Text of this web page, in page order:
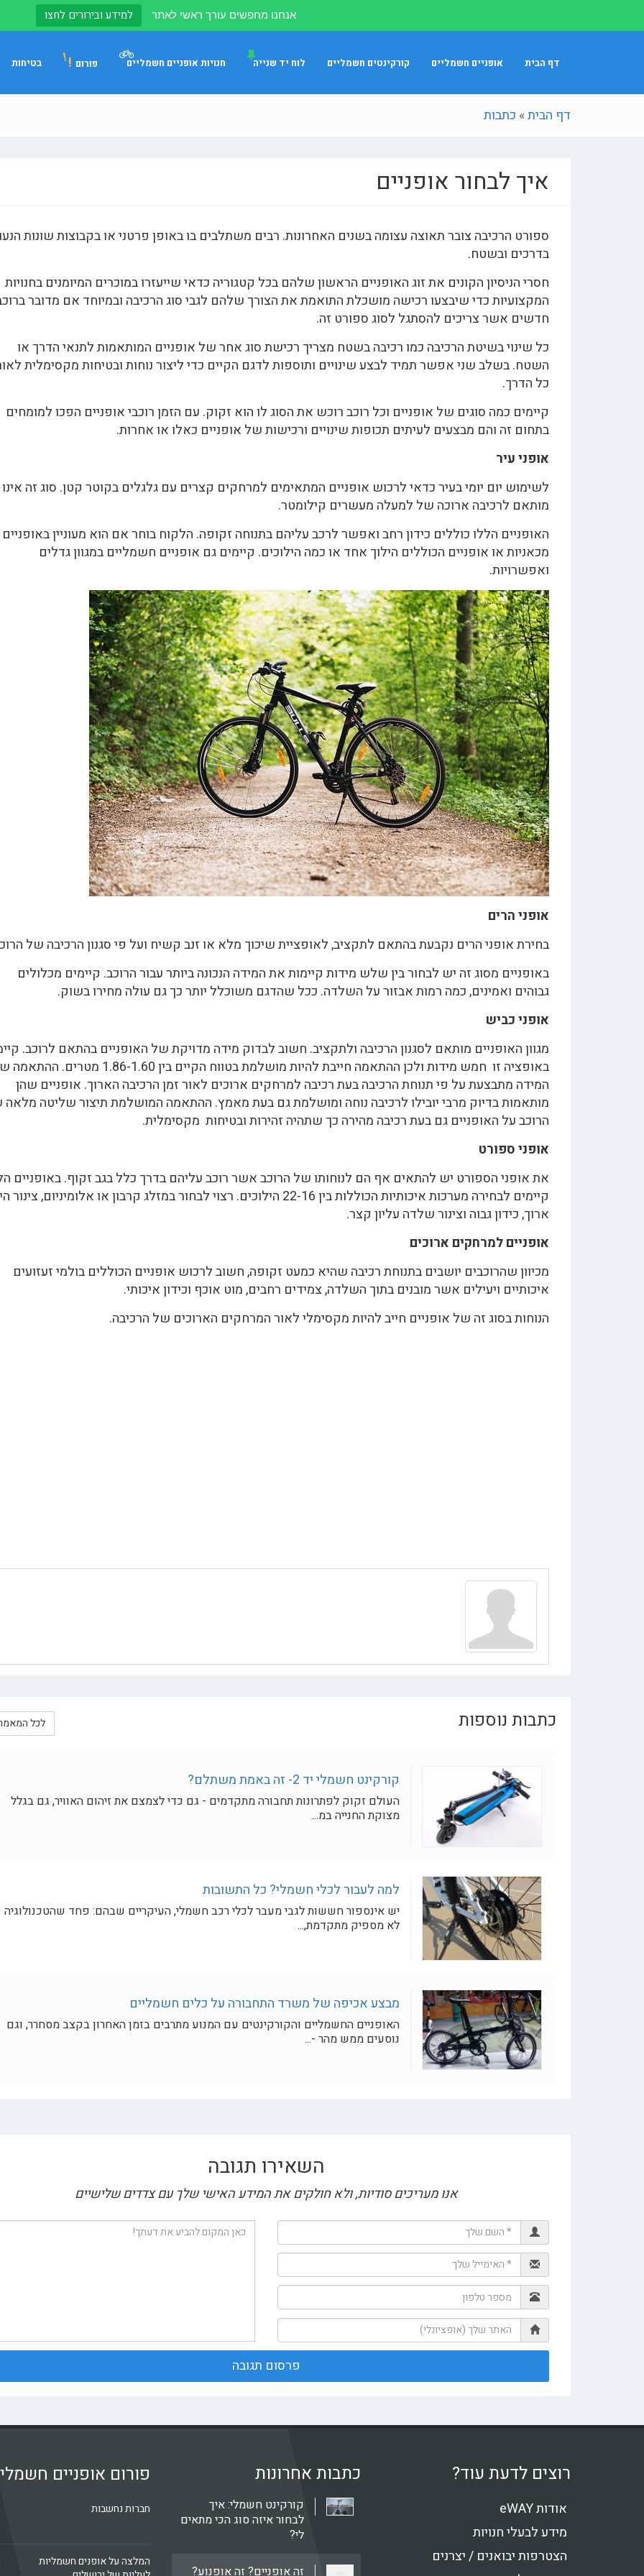
אנחנו מחפשים עורך ראשי לאתר למידע ובירורים לחצו
דף הבית אופניים חשמליים קורקינטים חשמליים לוח יד שנייה חנויות אופניים חשמליים פורום ! בטיחות
דף הבית» כתבות
איך לבחור אופניים
ספורט הרכיבה צובר תאוצה עצומה בשנים האחרונות. רבים משתלבים בו באופן פרטני או בקבוצות שונות
בדרכים ובשטח.
חסרי הניסיון הקונים את זוג האופניים הראשון שלהם בכל קטגוריה כדאי שייעזרו במוכרים המיומנים בחנויות
המקצועיות כדי שיבצעו רכישה מושכלת התואמת את הצורך שלהם לגבי סוג הרכיבה ובמיוחד אם מדובר
חדשים אשר צריכים להסתגל לסוג ספורט זה.
כל שינוי בשיטת הרכיבה כמו רכיבה בשטח מצריך רכישת סוג אחר של אופניים המותאמות לתנאי הדרך או
השטח. בשלב שני אפשר תמיד לבצע שינויים ותוספות לדגם הקיים כדי ליצור נוחות ובטיחות מקסימלית
כל הדרך.
קיימים כמה סוגים של אופניים וכל רוכב רוכש את הסוג לו הוא זקוק. עם הזמן רוכבי אופניים הפכו למומחים
בתחום זה והם מבצעים לעיתים תכופות שינויים ורכישות של אופניים כאלו או אחרות.
אופני עיר
לשימוש יום יומי בעיר כדאי לרכוש אופניים המתאימים למרחקים קצרים עם גלגלים בקוטר קטן. סוג זה אינו
מותאם לרכיבה ארוכה של למעלה מעשרים קילומטר.
האופניים הללו כוללים כידון רחב ואפשר לרכב עליהם בתנוחה זקופה. הלקוח בוחר אם הוא מעוניין באופניים
מכאניות או אופניים הכוללים הילוך אחד או כמה הילוכים. קיימים גם אופניים חשמליים במגוון גדלים
ואפשרויות.
אופני הרים
בחירת אופני הרים נקבעת בהתאם לתקציב, לאופציית שיכוך מלא או זנב קשיח ועל פי סגנון הרכיבה של
באופניים מסוג זה יש לבחור בין שלש מידות קיימות את המידה הנכונה ביותר עבור הרוכב. קיימים מכלולים
גבוהים ואמינים, כמה רמות אבזור על השלדה. ככל שהדגם משוכלל יותר כך גם עולה מחירו בשוק.
אופני כביש
מגוון האופניים מותאם לסגנון הרכיבה ולתקציב. חשוב לבדוק מידה מדויקת של האופניים בהתאם לרוכב.
באופציה זו חמש מידות ולכן ההתאמה חייבת להיות מושלמת בטווח הקיים בין 1.86-1.60
המידה מתבצעת על פי תנוחת הרכיבה בעת רכיבה למרחקים ארוכים לאור זמן הרכיבה הארוך. אופניים שהן
מותאמות בדיוק מרבי יובילו לרכיבה נוחה ומושלמת גם בעת מאמץ. ההתאמה המושלמת תיצור שליטה
הרוכב על האופניים גם בעת רכיבה מהירה כך שתהיה זהירות ובטיחות מקסימלית.
אופני ספורט
את אופני הספורט יש להתאים אף הם לנוחותו של הרוכב אשר רוכב עליהם בדרך כלל בגב זקוף. באופניים
קיימים לבחירה מערכות איכותיות הכוללות בין 22-16 הילוכים. רצוי לבחור במזלג קרבון או אלומיניום, צינור
ארוך, כידון גבוה וצינור שלדה עליון קצר.
אופניים למרחקים ארוכים
מכיוון שהרוכבים יושבים בתנוחת רכיבה שהיא כמעט זקופה, חשוב לרכוש אופניים הכוללים בולמי זעזועים
איכותיים ויעילים אשר מובנים בתוך השלדה, צמידים רחבים, מוט אוכף וכידון איכותי.
הנוחות בסוג זה של אופניים חייב להיות מקסימלי לאור המרחקים הארוכים של הרכיבה.
כתבות נוספות לכל
קורקינט חשמלי יד 2- זה באמת משתלם?
העולם זקוק לפתרונות תחבורה מתקדמים - גם כדי לצמצם את זיהום האוויר, גם בגלל
מצוקת החנייה במ...
למה לעבור לכלי חשמלי? כל התשובות
יש אינספור חששות לגבי מעבר לכלי רכב חשמלי, העיקריים שבהם: פחד שהטכנולוגיה
לא מספיק מתקדמת,...
מבצע אכיפה של משרד התחבורה על כלים חשמליים
האופניים החשמליים והקורקינטים עם המנוע מתרבים בזמן האחרון בקצב מסחרר, וגם
נוסעים ממש מהר -...
השאירו תגובה
אנו מעריכים סודיות, ולא חולקים את המידע האישי שלך עם צדדים שלישיים
רוצים לדעת עוד?
אודות eWAY
מידע לבעלי חנויות
הצטרפות יבואנים / יצרנים
כתבות אחרונות
קורקינט חשמלי: איך
לבחור איזה סוג הכי מתאים
לי?
זה אופניים? זה אופנוע?
פורום אופניים
חברות נחשבות
המלצה על אופנים חשמליות